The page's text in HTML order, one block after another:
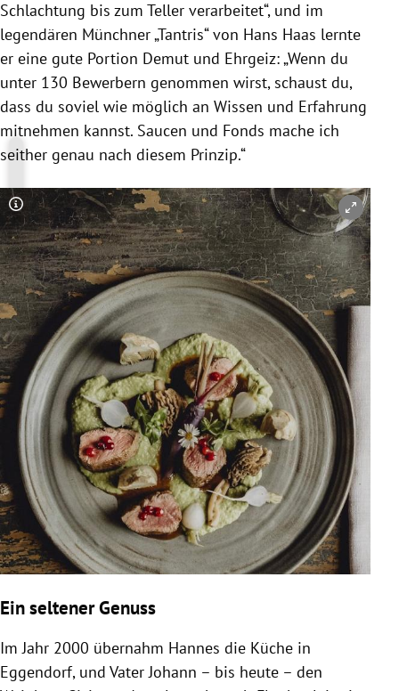
Schlachtung bis zum Teller verarbeitet“, und im
legendären Münchner „Tantris“ von Hans Haas lernte
er eine gute Portion Demut und Ehrgeiz: „Wenn du
unter 130 Bewerbern genommen wirst, schaust du,
dass du soviel wie möglich an Wissen und Erfahrung
mitnehmen kannst. Saucen und Fonds mache ich
seither genau nach diesem Prinzip.“
Copyright-Hinweis öffnen/schließen
Ein seltener Genuss
Im Jahr 2000 übernahm Hannes die Küche in
Eggendorf, und Vater Johann – bis heute – den